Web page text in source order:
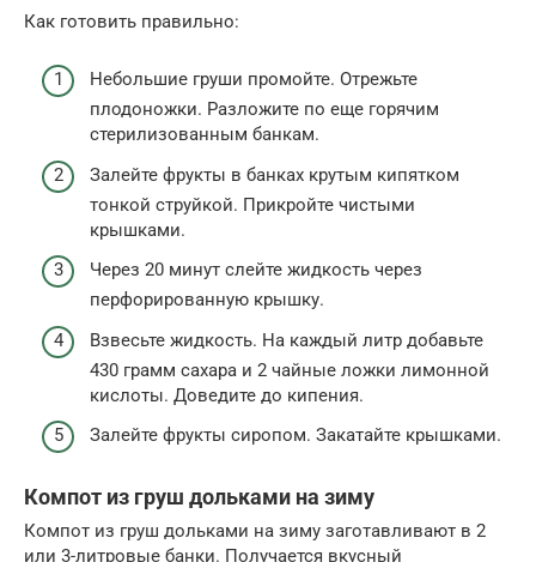
Как готовить правильно:
Небольшие груши промойте. Отрежьте
плодоножки. Разложите по еще горячим
стерилизованным банкам.
Залейте фрукты в банках крутым кипятком
тонкой струйкой. Прикройте чистыми
крышками.
Через 20 минут слейте жидкость через
перфорированную крышку.
Взвесьте жидкость. На каждый литр добавьте
430 грамм сахара и 2 чайные ложки лимонной
кислоты. Доведите до кипения.
Залейте фрукты сиропом. Закатайте крышками.
Компот из груш дольками на зиму
Компот из груш дольками на зиму заготавливают в 2
или 3-литровые банки. Получается вкусный